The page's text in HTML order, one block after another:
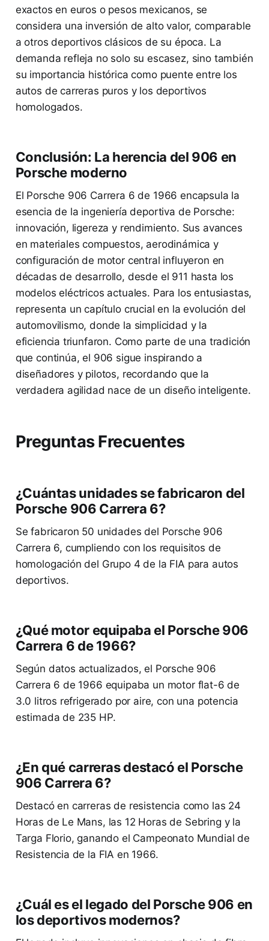
exactos en euros o pesos mexicanos, se
considera una inversión de alto valor, comparable
a otros deportivos clásicos de su época. La
demanda refleja no solo su escasez, sino también
su importancia histórica como puente entre los
autos de carreras puros y los deportivos
homologados.
Conclusión: La herencia del 906 en
Porsche moderno
El Porsche 906 Carrera 6 de 1966 encapsula la
esencia de la ingeniería deportiva de Porsche:
innovación, ligereza y rendimiento. Sus avances
en materiales compuestos, aerodinámica y
configuración de motor central influyeron en
décadas de desarrollo, desde el 911 hasta los
modelos eléctricos actuales. Para los entusiastas,
representa un capítulo crucial en la evolución del
automovilismo, donde la simplicidad y la
eficiencia triunfaron. Como parte de una tradición
que continúa, el 906 sigue inspirando a
diseñadores y pilotos, recordando que la
verdadera agilidad nace de un diseño inteligente.
Preguntas Frecuentes
¿Cuántas unidades se fabricaron del
Porsche 906 Carrera 6?
Se fabricaron 50 unidades del Porsche 906
Carrera 6, cumpliendo con los requisitos de
homologación del Grupo 4 de la FIA para autos
deportivos.
¿Qué motor equipaba el Porsche 906
Carrera 6 de 1966?
Según datos actualizados, el Porsche 906
Carrera 6 de 1966 equipaba un motor flat-6 de
3.0 litros refrigerado por aire, con una potencia
estimada de 235 HP.
¿En qué carreras destacó el Porsche
906 Carrera 6?
Destacó en carreras de resistencia como las 24
Horas de Le Mans, las 12 Horas de Sebring y la
Targa Florio, ganando el Campeonato Mundial de
Resistencia de la FIA en 1966.
¿Cuál es el legado del Porsche 906 en
los deportivos modernos?